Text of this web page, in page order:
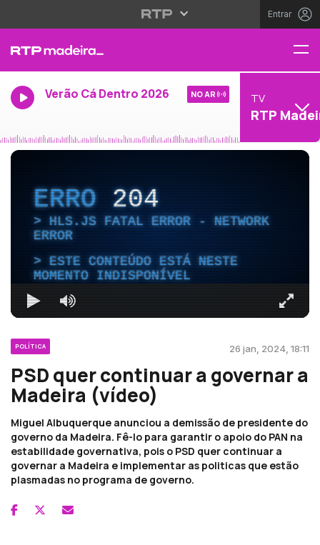
Entrar
Verão Cá Dentro 2026 NO AR TV
RTP
ERRO204
HLS.JS FATAL ERROR - NETWORK
ERROR
ESTE CONTEÚDO ESTÁ NESTE
MOMENTO INDISPONÍVEL
POLÍTICA 26 jan, 2024, 18:11
PSD quer continuar a governar a
Madeira (vídeo)
Miguel Albuquerque anunciou a demissão de presidente do
governo da Madeira. Fê-lo para garantir o apoio do PAN na
estabilidade governativa, pois o PSD quer continuar a
governar a Madeira e implementar as politicas que estão
plasmadas no programa de governo.